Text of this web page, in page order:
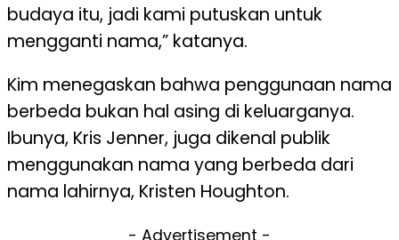
budaya itu, jadi kami putuskan untuk
mengganti nama,” katanya.
Kim menegaskan bahwa penggunaan nama
berbeda bukan hal asing di keluarganya.
Ibunya, Kris Jenner, juga dikenal publik
menggunakan nama yang berbeda dari
nama lahirnya, Kristen Houghton.
- Advertisement -